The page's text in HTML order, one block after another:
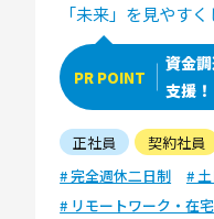
「未来」を見やす
PR POINT
資金
支援！
正社員
契約社員
# 完全週休二日制
#
# リモートワーク・在